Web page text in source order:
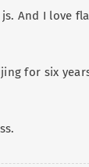
And I love
for six